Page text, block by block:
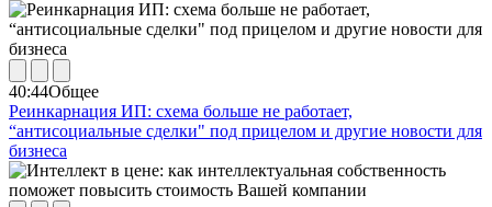
40:44Общее
Реинкарнация ИП: схема больше не работает,
“антисоциальные сделки" под прицелом и другие новости для
бизнеса